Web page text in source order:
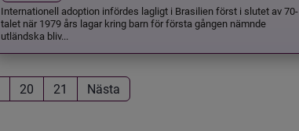
Internationell adoption infördes lagligt i Brasilien först i slutet av 70-
talet när 1979 års lagar kring barn för första gången nämnde
utländska bliv...
20 21 Nästa